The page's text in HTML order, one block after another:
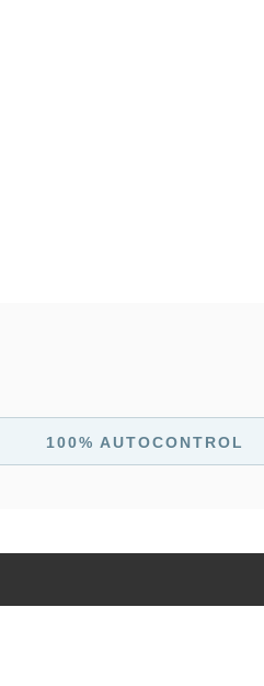
100% AUTOCONTROL